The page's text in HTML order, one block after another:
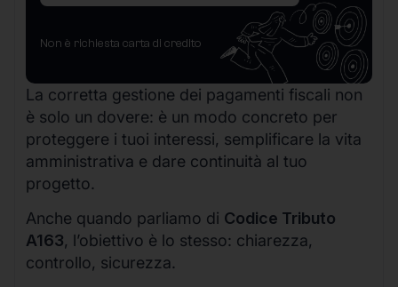
Non è richiesta carta di credito
La corretta gestione dei pagamenti fiscali non
è solo un dovere: è un modo concreto per
proteggere i tuoi interessi, semplificare la vita
amministrativa e dare continuità al tuo
progetto.
Anche quando parliamo di Codice Tributo
A163, l’obiettivo è lo stesso: chiarezza,
controllo, sicurezza.